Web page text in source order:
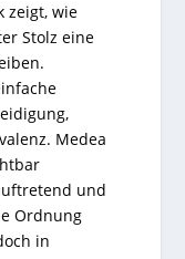
zeigt, wie
Stolz eine
Medea
und
Ordnung
in